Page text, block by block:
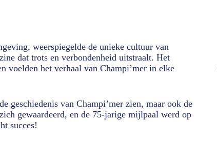
weerspiegelde de unieke cultuur van
dat trots en verbondenheid uitstraalt. Het
voelden het verhaal van Champi’mer in elke
geschiedenis van Champi’mer zien, maar ook de
gewaardeerd, en de 75-jarige mijlpaal werd op
succes!